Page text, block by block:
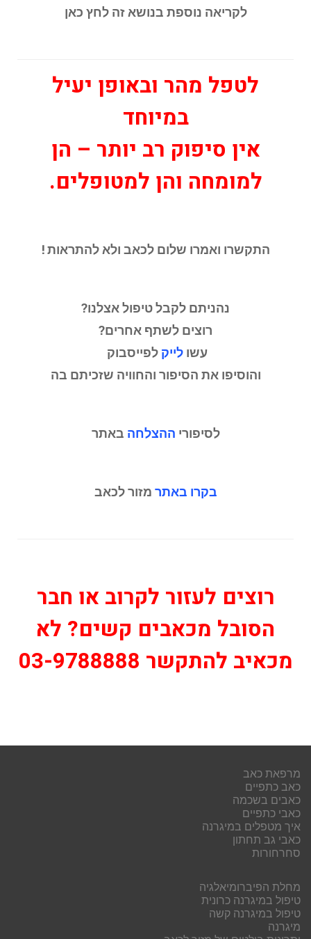
לקריאה נוספת בנושא זה לחץ כאן
לטפל מהר ובאופן יעיל
במיוחד
אין סיפוק רב יותר – הן
למומחה והן למטופלים.
התקשרו ואמרו שלום לכאב ולא להתראות !
נהניתם לקבל טיפול אצלנו?
רוצים לשתף אחרים?
עשולייק לפייסבוק
והוסיפו את הסיפור והחוויה שזכיתם בה
לסיפורי ההצלחה באתר
בקרו באתר מזור לכאב
רוצים לעזור לקרוב או חבר
הסובל מכאבים קשים? לא
מכאיב להתקשר 03-9788888
מרפאת כאב
כאב כתפיים
כאבים בשכמה
כאבי כתפיים
איך מטפלים במיגרנה
כאבי גב תחתון
סחרחורות
מחלת הפיברומיאלגיה
טיפול במיגרנה כרונית
טיפול במיגרנה קשה
מיגרנה